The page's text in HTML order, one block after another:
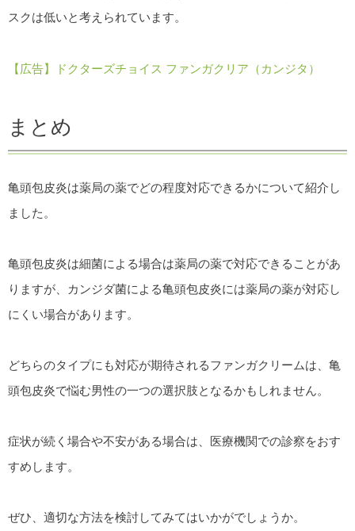
スクは低いと考えられています。
【広告】ドクターズチョイス ファンガクリア（カンジタ）
まとめ
亀頭包皮炎は薬局の薬でどの程度対応できるかについて紹介し
ました。
亀頭包皮炎は細菌による場合は薬局の薬で対応できることがあ
りますが、カンジダ菌による亀頭包皮炎には薬局の薬が対応し
にくい場合があります。
どちらのタイプにも対応が期待されるファンガクリームは、亀
頭包皮炎で悩む男性の一つの選択肢となるかもしれません。
症状が続く場合や不安がある場合は、医療機関での診察をおす
すめします。
ぜひ、適切な方法を検討してみてはいかがでしょうか。